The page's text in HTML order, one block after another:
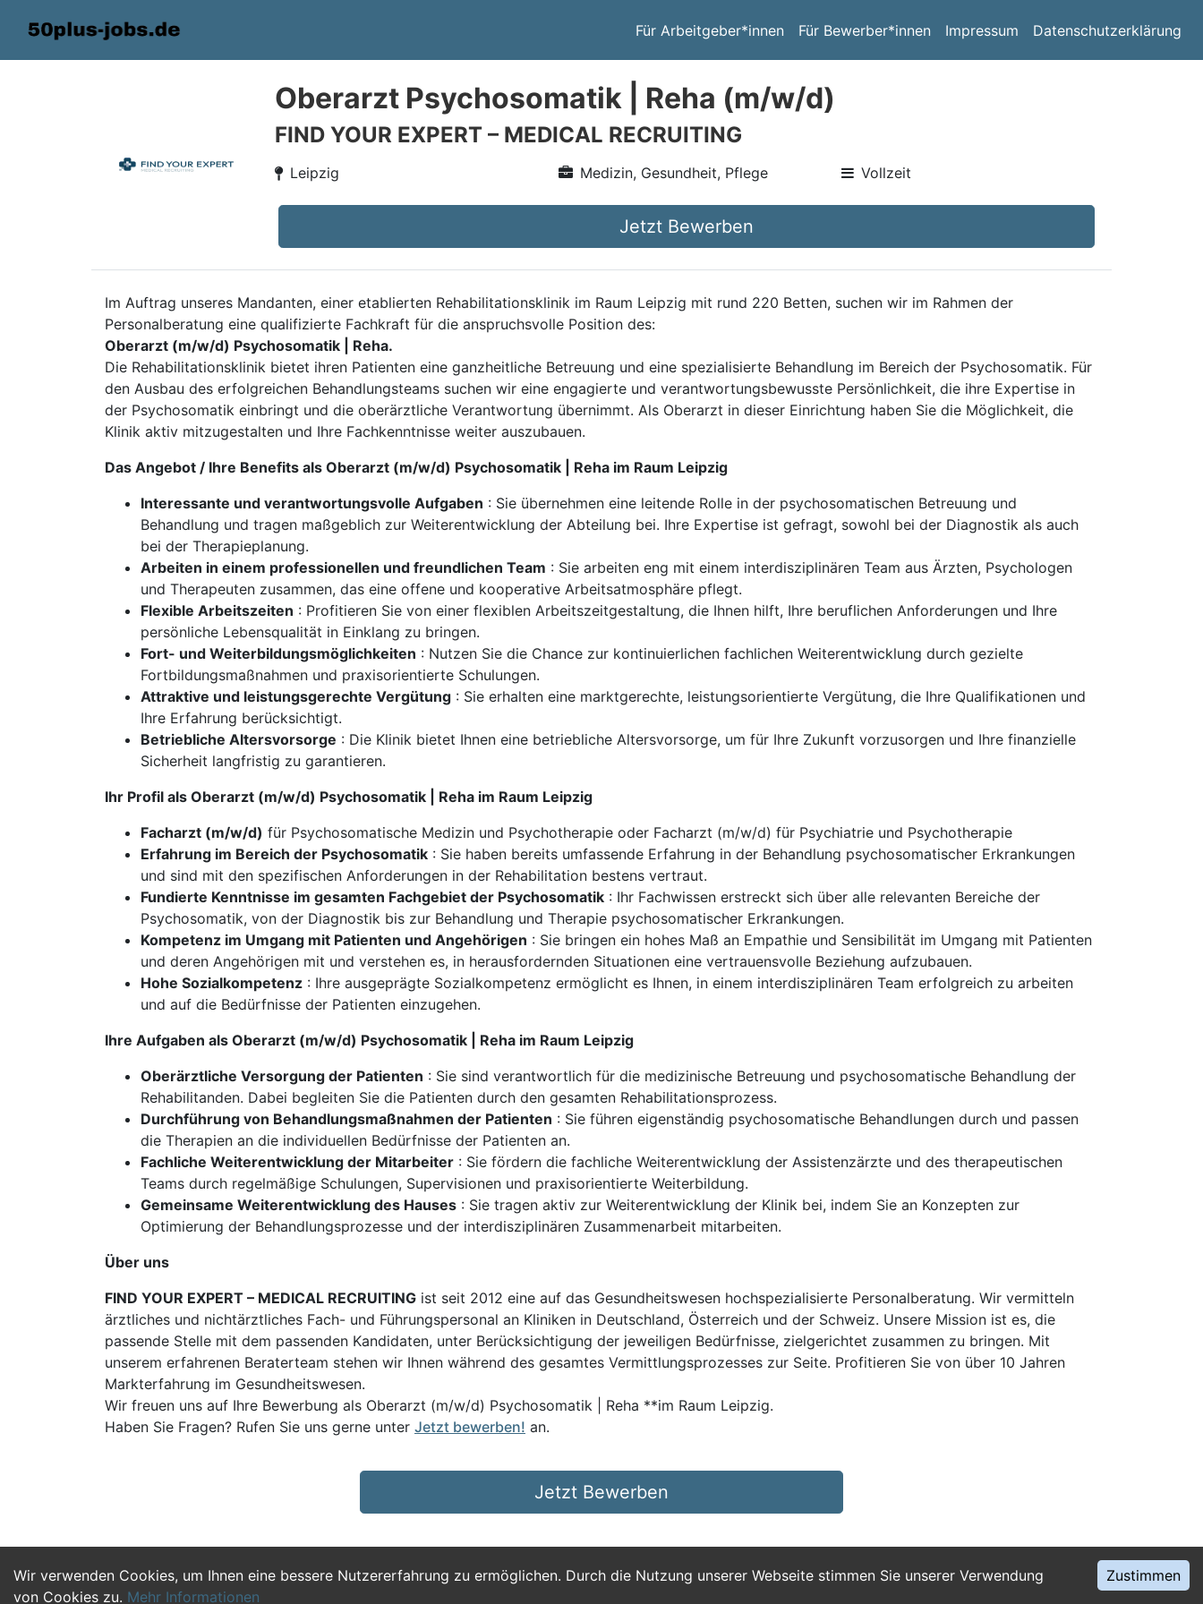
Für Arbeitgeber*innen Für Bewerber*innen Impressum Datenschutzerklärung
Wir verwenden Cookies, um Ihnen eine bessere Nutzererfahrung zu ermöglichen. Durch die Nutzung unserer Webseite stimmen Sie unserer Verwendung
von Cookies zu. Mehr Informationen
Zustimmen
Oberarzt Psychosomatik | Reha (m/w/d)
FIND YOUR EXPERT – MEDICAL RECRUITING
Leipzig Medizin, Gesundheit, Pflege Vollzeit
Jetzt Bewerben
Im Auftrag unseres Mandanten, einer etablierten Rehabilitationsklinik im Raum Leipzig mit rund 220 Betten, suchen wir im Rahmen der
Personalberatung eine qualifizierte Fachkraft für die anspruchsvolle Position des:
Oberarzt (m/w/d) Psychosomatik | Reha.
Die Rehabilitationsklinik bietet ihren Patienten eine ganzheitliche Betreuung und eine spezialisierte Behandlung im Bereich der Psychosomatik. Für
den Ausbau des erfolgreichen Behandlungsteams suchen wir eine engagierte und verantwortungsbewusste Persönlichkeit, die ihre Expertise in
der Psychosomatik einbringt und die oberärztliche Verantwortung übernimmt. Als Oberarzt in dieser Einrichtung haben Sie die Möglichkeit, die
Klinik aktiv mitzugestalten und Ihre Fachkenntnisse weiter auszubauen.
Das Angebot / Ihre Benefits als Oberarzt (m/w/d) Psychosomatik | Reha im Raum Leipzig
Interessante und verantwortungsvolle Aufgaben : Sie übernehmen eine leitende Rolle in der psychosomatischen Betreuung und
Behandlung und tragen maßgeblich zur Weiterentwicklung der Abteilung bei. Ihre Expertise ist gefragt, sowohl bei der Diagnostik als auch
bei der Therapieplanung.
Arbeiten in einem professionellen und freundlichen Team : Sie arbeiten eng mit einem interdisziplinären Team aus Ärzten, Psychologen
und Therapeuten zusammen, das eine offene und kooperative Arbeitsatmosphäre pflegt.
Flexible Arbeitszeiten : Profitieren Sie von einer flexiblen Arbeitszeitgestaltung, die Ihnen hilft, Ihre beruflichen Anforderungen und Ihre
persönliche Lebensqualität in Einklang zu bringen.
Fort- und Weiterbildungsmöglichkeiten : Nutzen Sie die Chance zur kontinuierlichen fachlichen Weiterentwicklung durch gezielte
Fortbildungsmaßnahmen und praxisorientierte Schulungen.
Attraktive und leistungsgerechte Vergütung : Sie erhalten eine marktgerechte, leistungsorientierte Vergütung, die Ihre Qualifikationen und
Ihre Erfahrung berücksichtigt.
Betriebliche Altersvorsorge : Die Klinik bietet Ihnen eine betriebliche Altersvorsorge, um für Ihre Zukunft vorzusorgen und Ihre finanzielle
Sicherheit langfristig zu garantieren.
Ihr Profil als Oberarzt (m/w/d) Psychosomatik | Reha im Raum Leipzig
Facharzt (m/w/d) für Psychosomatische Medizin und Psychotherapie oder Facharzt (m/w/d) für Psychiatrie und Psychotherapie
Erfahrung im Bereich der Psychosomatik : Sie haben bereits umfassende Erfahrung in der Behandlung psychosomatischer Erkrankungen
und sind mit den spezifischen Anforderungen in der Rehabilitation bestens vertraut.
Fundierte Kenntnisse im gesamten Fachgebiet der Psychosomatik : Ihr Fachwissen erstreckt sich über alle relevanten Bereiche der
Psychosomatik, von der Diagnostik bis zur Behandlung und Therapie psychosomatischer Erkrankungen.
Kompetenz im Umgang mit Patienten und Angehörigen : Sie bringen ein hohes Maß an Empathie und Sensibilität im Umgang mit Patienten
und deren Angehörigen mit und verstehen es, in herausfordernden Situationen eine vertrauensvolle Beziehung aufzubauen.
Hohe Sozialkompetenz : Ihre ausgeprägte Sozialkompetenz ermöglicht es Ihnen, in einem interdisziplinären Team erfolgreich zu arbeiten
und auf die Bedürfnisse der Patienten einzugehen.
Ihre Aufgaben als Oberarzt (m/w/d) Psychosomatik | Reha im Raum Leipzig
Oberärztliche Versorgung der Patienten : Sie sind verantwortlich für die medizinische Betreuung und psychosomatische Behandlung der
Rehabilitanden. Dabei begleiten Sie die Patienten durch den gesamten Rehabilitationsprozess.
Durchführung von Behandlungsmaßnahmen der Patienten : Sie führen eigenständig psychosomatische Behandlungen durch und passen
die Therapien an die individuellen Bedürfnisse der Patienten an.
Fachliche Weiterentwicklung der Mitarbeiter : Sie fördern die fachliche Weiterentwicklung der Assistenzärzte und des therapeutischen
Teams durch regelmäßige Schulungen, Supervisionen und praxisorientierte Weiterbildung.
Gemeinsame Weiterentwicklung des Hauses : Sie tragen aktiv zur Weiterentwicklung der Klinik bei, indem Sie an Konzepten zur
Optimierung der Behandlungsprozesse und der interdisziplinären Zusammenarbeit mitarbeiten.
Über uns
FIND YOUR EXPERT – MEDICAL RECRUITING ist seit 2012 eine auf das Gesundheitswesen hochspezialisierte Personalberatung. Wir vermitteln
ärztliches und nichtärztliches Fach- und Führungspersonal an Kliniken in Deutschland, Österreich und der Schweiz. Unsere Mission ist es, die
passende Stelle mit dem passenden Kandidaten, unter Berücksichtigung der jeweiligen Bedürfnisse, zielgerichtet zusammen zu bringen. Mit
unserem erfahrenen Beraterteam stehen wir Ihnen während des gesamtes Vermittlungsprozesses zur Seite. Profitieren Sie von über 10 Jahren
Markterfahrung im Gesundheitswesen.
Wir freuen uns auf Ihre Bewerbung als Oberarzt (m/w/d) Psychosomatik | Reha **im Raum Leipzig.
Haben Sie Fragen? Rufen Sie uns gerne unter Jetzt bewerben! an.
Jetzt Bewerben